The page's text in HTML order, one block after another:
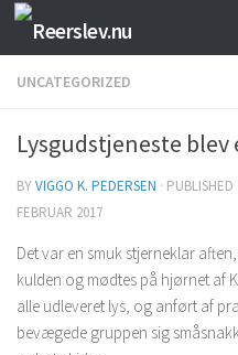
Skip to content
UNCATEGORIZED
Lysgudstjeneste
BYVIGGO K. PEDERSEN · PUBLISHED
FEBRUAR 2017
Det var en smuk stjerneklar
kulden og mødtes på hjørnet af
alle udleveret lys, og anført af
bevægede gruppen sig